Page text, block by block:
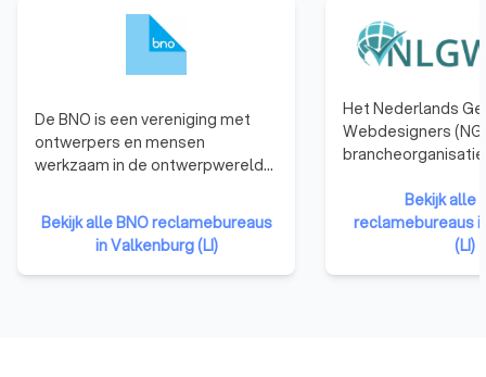
De BNO is een vereniging met
ontwerpers en mensen
werkzaam in de ontwerpwereld
vertegenwoordigt en versterkt
ontwerpers in Nederland.
Bekijk alle BNO reclamebureaus
in Valkenburg (LI)
Het Nederlands
Webdesigners
die zijn
hebben namelijk
de nodige kennis,
Bekijk alle
reclamebureaus
(LI)